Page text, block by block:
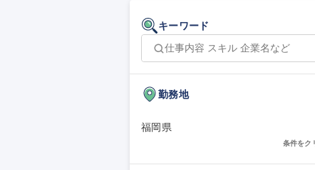
キーワード
勤務地
福岡県
条件をク